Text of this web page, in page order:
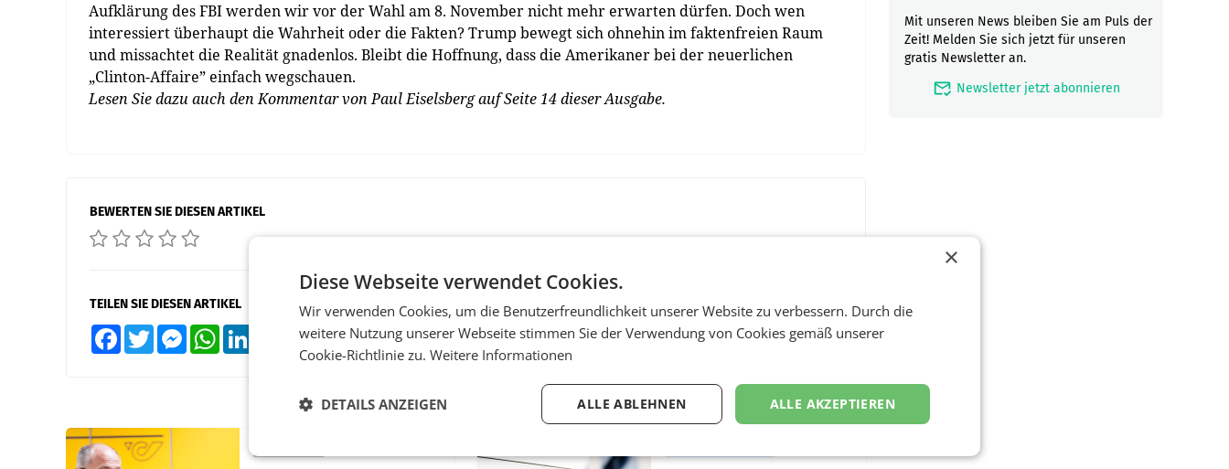
Aufklärung des FBI werden wir vor der Wahl am 8. November nicht mehr erwarten dürfen. Doch wen
interessiert überhaupt die Wahrheit oder die Fakten? Trump bewegt sich ­ohnehin im faktenfreien Raum
und missachtet die Realität gnadenlos. Bleibt die Hoffnung, dass die Amerikaner bei der neuerlichen
„Clinton-Affaire” einfach wegschauen.
Lesen Sie dazu auch den Kommentar von Paul Eiselsberg auf Seite 14 dieser Ausgabe.
BEWERTEN SIE DIESEN ARTIKEL
TEILEN SIE DIESEN ARTIKEL
FacebookTwitter MessengerWhatsApp XING Teilen
Mit unseren News bleiben Sie am Puls der
Zeit! Melden Sie sich jetzt für unseren
gratis Newsletter an.
mark_email_read Newsletter jetzt abonnieren
×
Diese Webseite verwendet Cookies.
Wir verwenden Cookies, um die Benutzerfreundlichkeit unserer Website zu verbessern. Durch die
weitere Nutzung unserer Webseite stimmen Sie der Verwendung von Cookies gemäß unserer
Cookie-Richtlinie zu. Weitere Informationen
ALLE AKZEPTIEREN
ALLE ABLEHNEN
DETAILS ANZEIGEN